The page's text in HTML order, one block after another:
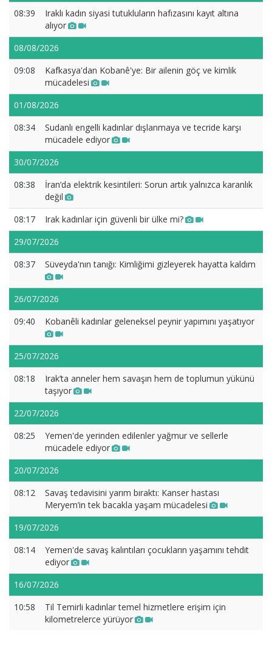
08:39
Iraklı kadın siyasi tutukluların hafızasını kayıt altına
alıyor
08/08/2026
09:08
Kafkasya'dan Kobanê'ye: Bir ailenin göç ve kimlik
mücadelesi
01/08/2026
08:34
Sudanlı engelli kadınlar dışlanmaya ve tecride karşı
mücadele ediyor
30/07/2026
08:38
İran’da elektrik kesintileri: Sorun artık yalnızca karanlık
değil
08:17
Irak kadınlar için güvenli bir ülke mi?
29/07/2026
08:37
Süveyda'nın tanığı: Kimliğimi gizleyerek hayatta kaldım
26/07/2026
09:40
Kobanêli kadınlar geleneksel peynir yapımını yaşatıyor
25/07/2026
08:18
Irak’ta anneler hem savaşın hem de toplumun yükünü
taşıyor
22/07/2026
08:25
Yemen'de yerinden edilenler yağmur ve sellerle
mücadele ediyor
20/07/2026
08:12
Savaş tedavisini yarım bıraktı: Kanser hastası
Meryem’in tek bacakla yaşam mücadelesi
19/07/2026
08:14
Yemen'de savaş kalıntıları çocukların yaşamını tehdit
ediyor
16/07/2026
10:58
Til Temirli kadınlar temel hizmetlere erişim için
kilometrelerce yürüyor